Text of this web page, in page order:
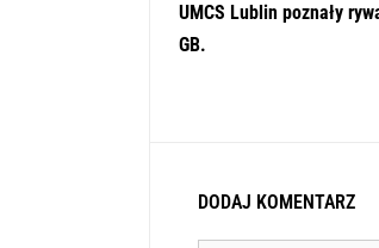
UMCS Lublin poznały
GB.
DODAJ KOMENTARZ